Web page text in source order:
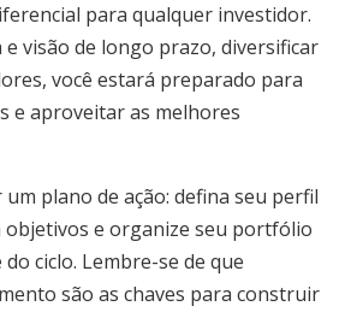
para qualquer investidor.
e visão de longo prazo, diversificar
você estará preparado para
e aproveitar as melhores
um plano de ação: defina seu perfil
objetivos e organize seu portfólio
ciclo. Lembre-se de que
são as chaves para construir